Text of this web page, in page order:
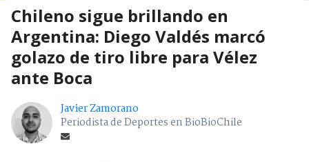
Chileno sigue brillando en
Argentina: Diego Valdés marcó
golazo de tiro libre para Vélez
ante Boca
Javier Zamorano
Periodista de Deportes en BioBioChile